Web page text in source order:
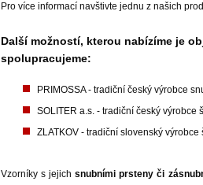
Pro více informací navštivte jednu z našich
Další možností, kterou nabízíme je
spolupracujeme:
PRIMOSSA - tradiční český výrobce
SOLITER a.s. - tradiční český výrobce
ZLATKOV - tradiční slovenský výrobce
Vzorníky s jejichsnubními prsteny či